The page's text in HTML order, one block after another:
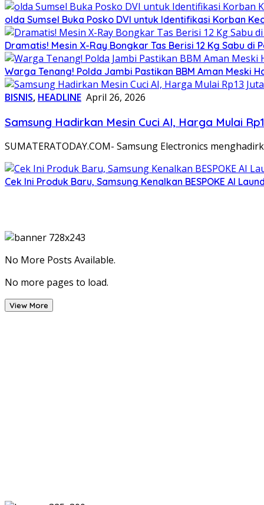
olda Sumsel Buka Posko DVI untuk Identifikasi Korban
Dramatis! Mesin X-Ray Bongkar Tas Berisi 12 Kg Sabu di
Warga Tenang! Polda Jambi Pastikan BBM Aman Meski
BISNIS, HEADLINE April 26, 2026
Samsung Hadirkan Mesin Cuci AI, Harga Mulai
SUMATERATODAY.COM- Samsung Electronics
Cek Ini Produk Baru, Samsung Kenalkan BESPOKE AI
No More Posts Available.
No more pages to load.
View More